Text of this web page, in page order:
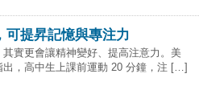
可提昇記憶與專注力
實更會讓精神變好、提高注意力。美
出，高中生上課前運動 20 分鐘，注 […]